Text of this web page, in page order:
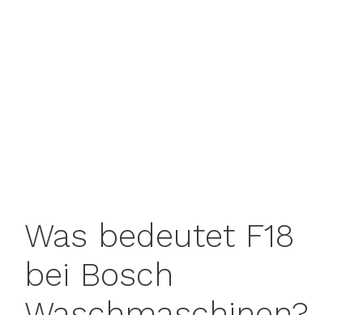
Was bedeutet F18
bei Bosch